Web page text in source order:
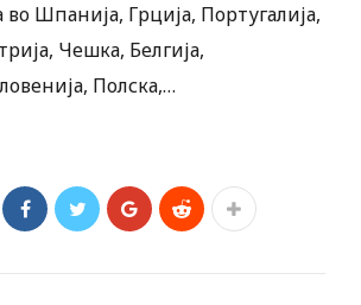
во Шпанија, Грција, Португалија,
Чешка, Белгија,
Полска,…